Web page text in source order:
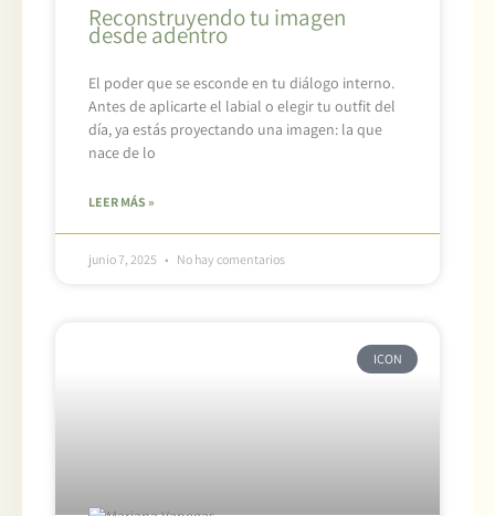
Reconstruyendo tu imagen
desde adentro
El poder que se esconde en tu diálogo interno.
Antes de aplicarte el labial o elegir tu outfit del
día, ya estás proyectando una imagen: la que
nace de lo
LEER MÁS »
junio 7, 2025 No hay comentarios
ICON